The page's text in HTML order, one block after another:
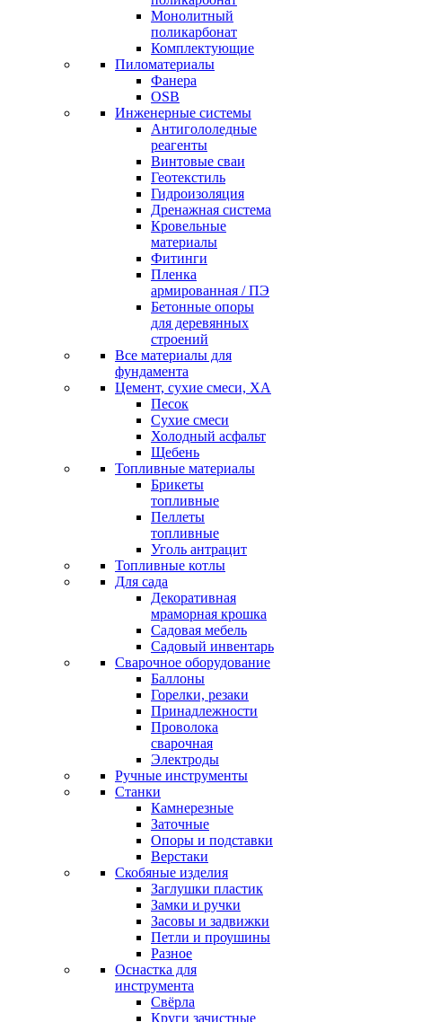
Монолитный
поликарбонат
Комплектующие
Пиломатериалы
Фанера
OSB
Инженерные системы
Антигололедные
реагенты
Винтовые сваи
Геотекстиль
Гидроизоляция
Дренажная система
Кровельные
материалы
Фитинги
Пленка
армированная / ПЭ
Бетонные опоры
для деревянных
строений
Все материалы для
фундамента
Цемент, сухие смеси, ХА
Песок
Сухие смеси
Холодный асфальт
Щебень
Топливные материалы
Брикеты
топливные
Пеллеты
топливные
Уголь антрацит
Топливные котлы
Для сада
Декоративная
мраморная крошка
Садовая мебель
Садовый инвентарь
Сварочное оборудование
Баллоны
Горелки, резаки
Принадлежности
Проволока
сварочная
Электроды
Ручные инструменты
Станки
Камнерезные
Заточные
Опоры и подставки
Верстаки
Скобяные изделия
Заглушки пластик
Замки и ручки
Засовы и задвижки
Петли и проушины
Разное
Оснастка для
инструмента
Свёрла
Круги зачистные